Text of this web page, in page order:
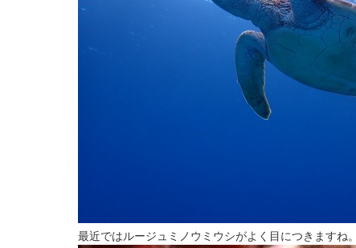
最近ではルージュミノウミウシがよく目につきますね。